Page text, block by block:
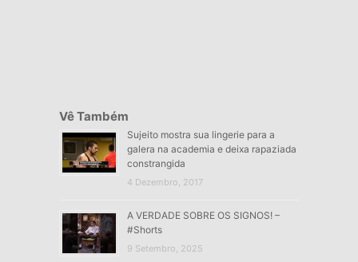
Vê Também
Sujeito mostra sua lingerie para a
galera na academia e deixa rapaziada
constrangida
4 Dezembro, 2017
A VERDADE SOBRE OS SIGNOS! –
#Shorts
9 Setembro, 2025